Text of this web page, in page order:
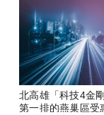
北高雄「科技4金
第一排的燕巢區受